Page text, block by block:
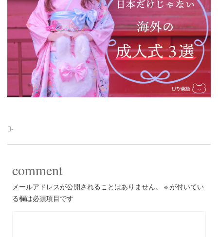
-
comment
メールアドレスが公開されることはありません。 ※ が付いてい
る欄は必須項目です